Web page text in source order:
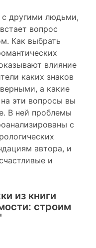
другими людьми,
вопрос
Как выбрать
влияние
каких знаков
а какие
эти вопросы вы
В ней проблемы
с
автора, и
и
из книги
строим